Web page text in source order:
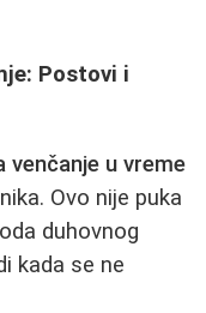
Postovi i
venčanje u vreme
Ovo nije puka
duhovnog
kada se ne